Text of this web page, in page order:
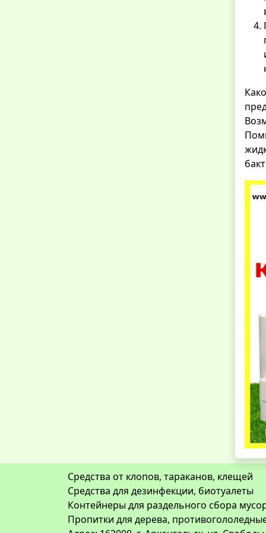
Средства от клопов, тараканов, клещей
Средства для дезинфекции, биотуалеты
Контейнеры для раздельного сбора
Пропитки для дерева,